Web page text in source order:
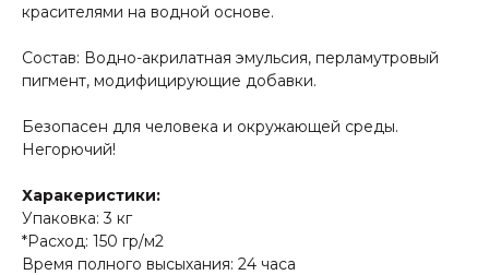
красителями на водной основе.
Состав: Водно-акрилатная эмульсия, перламутровый
пигмент, модифицирующие добавки.
Безопасен для человека и окружающей среды.
Негорючий!
Харакеристики:
Упаковка: 3 кг
*Расход: 150 гр/м2
Время полного высыхания: 24 часа